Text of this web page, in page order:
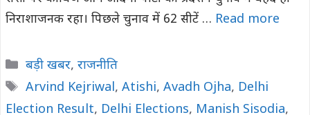
निराशाजनक रहा। पिछले चुनाव में 62 सीटें … Read more
Categories
बड़ी खबर, राजनीति
Tags
Arvind Kejriwal, Atishi, Avadh Ojha, Delhi
Election Result, Delhi Elections, Manish Sisodia,